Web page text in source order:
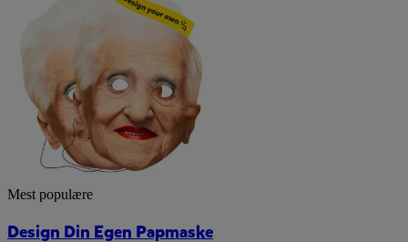
Mest populære
Design Din Egen Papmaske